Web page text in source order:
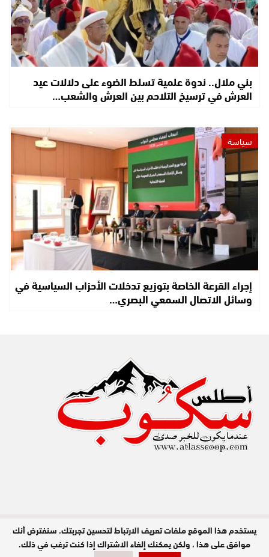
بني ملال.. ندوة علمية تسلط الضوء على دلالات عيد
العرش في ترسيخ التلاحم بين العرش والشعب…
سياسة
إجراء القرعة الخاصة بتوزيع تدخلات الأحزاب السياسية في
وسائل الاتصال السمعي البصري…
مدير النشر : عبد الله عزي / جميع الحقوق
محفوظة © 2026
يستخدم هذا الموقع ملفات تعريف الارتباط لتحسين تجربتك. سنفترض أنك
موافق على هذا ، ولكن يمكنك إلغاء الاشتراك إذا كنت ترغب في ذلك.